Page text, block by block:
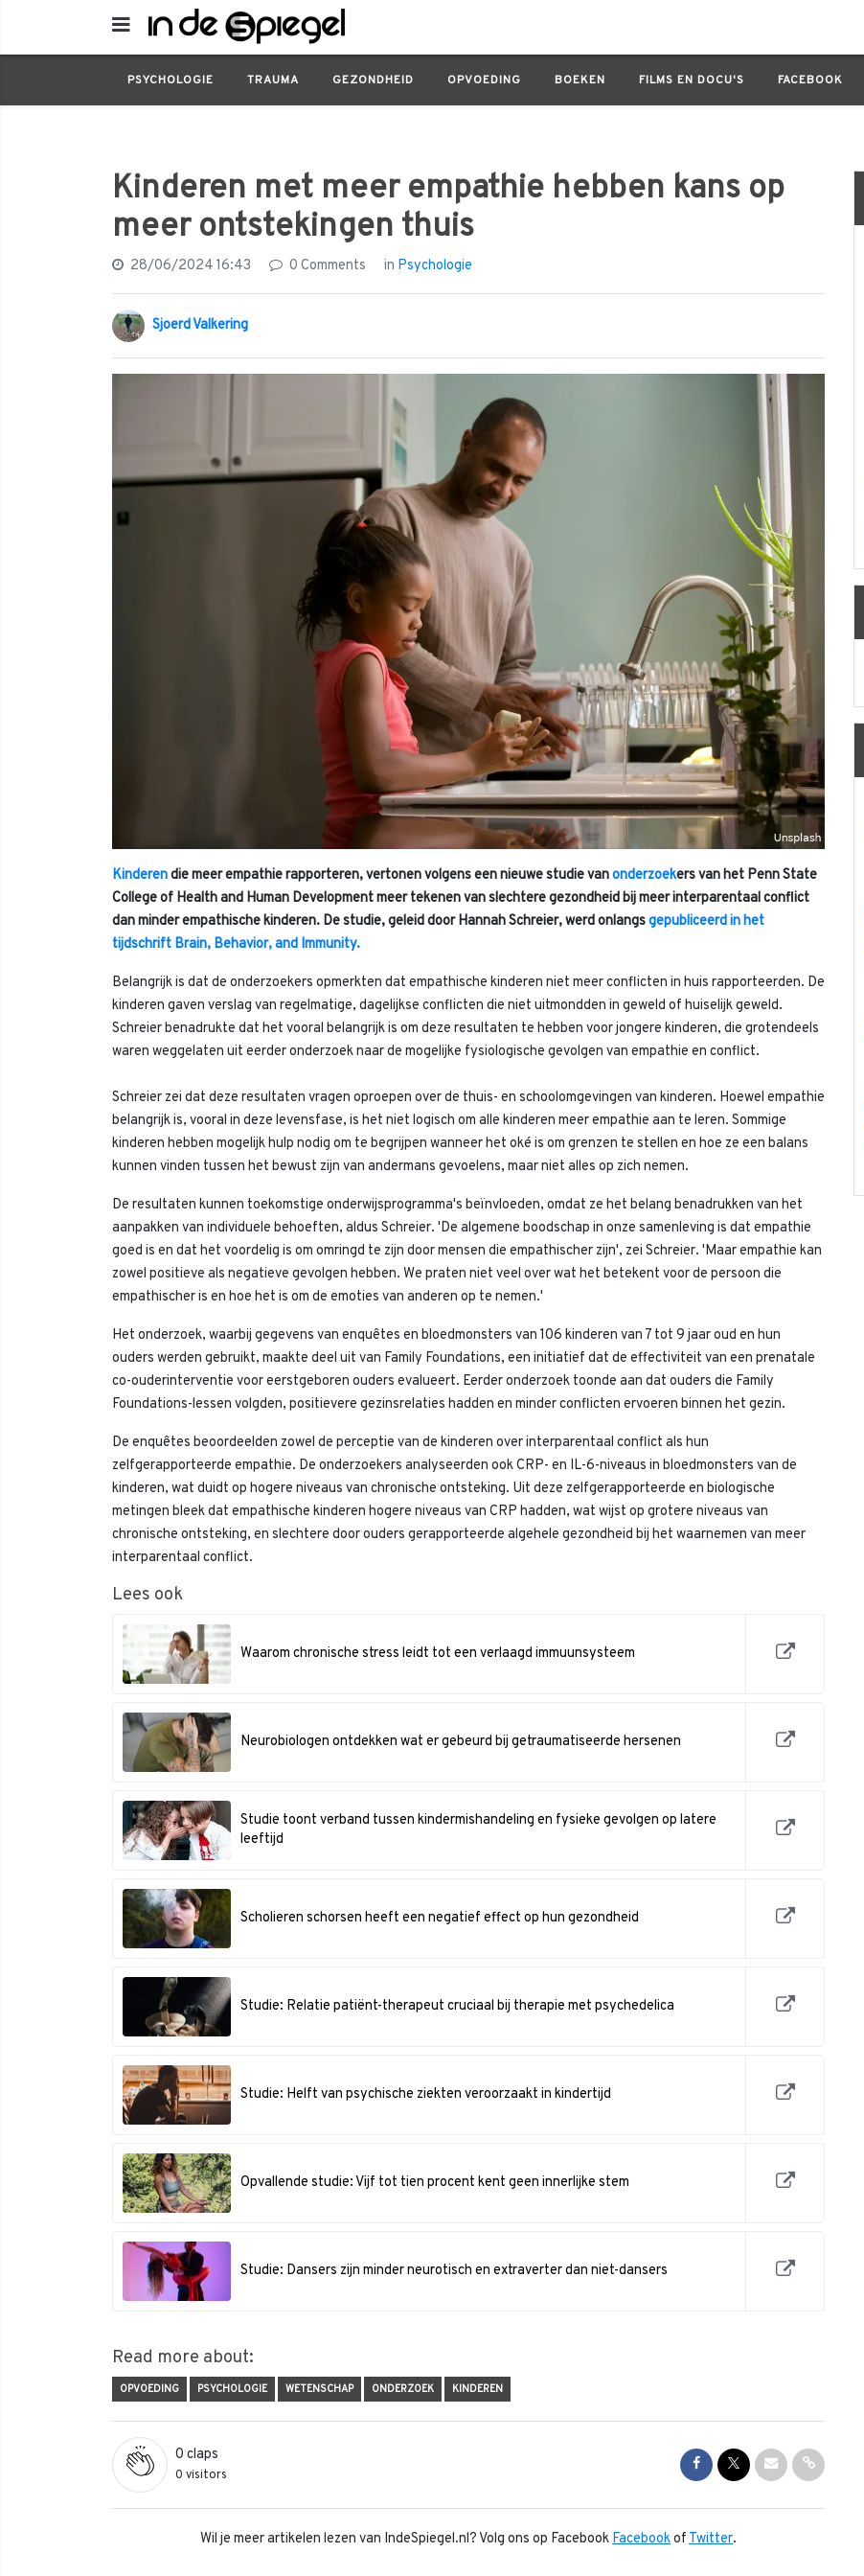
PSYCHOLOGIE TRAUMA GEZONDHEID OPVOEDING BOEKEN FILMS EN DOCU'S FACEBOOK
Psychologie Kinderen met meer empathie hebben kans op meer ontstekingen thuis
Kinderen met meer empathie hebben kans op
meer ontstekingen thuis
28/06/2024 16:43 0 Comments in Psychologie
Sjoerd Valkering
Kinderendie meer empathie rapporteren, vertonen volgens een nieuwe studie vanonderzoekers van het Penn State
College of Health and Human Development meer tekenen van slechtere gezondheid bij meer interparentaal conflict
dan minder empathische kinderen. De studie, geleid door Hannah Schreier, werd onlangsgepubliceerd in het
tijdschrift Brain, Behavior, and Immunity.
Belangrijk is dat de onderzoekers opmerkten dat empathische kinderen niet meer conflicten in huis rapporteerden. De
kinderen gaven verslag van regelmatige, dagelijkse conflicten die niet uitmondden in geweld of huiselijk geweld.
Schreier benadrukte dat het vooral belangrijk is om deze resultaten te hebben voor jongere kinderen, die grotendeels
waren weggelaten uit eerder onderzoek naar de mogelijke fysiologische gevolgen van empathie en conflict.
Schreier zei dat deze resultaten vragen oproepen over de thuis- en schoolomgevingen van kinderen. Hoewel empathie
belangrijk is, vooral in deze levensfase, is het niet logisch om alle kinderen meer empathie aan te leren. Sommige
kinderen hebben mogelijk hulp nodig om te begrijpen wanneer het oké is om grenzen te stellen en hoe ze een balans
kunnen vinden tussen het bewust zijn van andermans gevoelens, maar niet alles op zich nemen.
De resultaten kunnen toekomstige onderwijsprogramma's beïnvloeden, omdat ze het belang benadrukken van het
aanpakken van individuele behoeften, aldus Schreier. 'De algemene boodschap in onze samenleving is dat empathie
goed is en dat het voordelig is om omringd te zijn door mensen die empathischer zijn', zei Schreier. 'Maar empathie kan
zowel positieve als negatieve gevolgen hebben. We praten niet veel over wat het betekent voor de persoon die
empathischer is en hoe het is om de emoties van anderen op te nemen.'
Het onderzoek, waarbij gegevens van enquêtes en bloedmonsters van 106 kinderen van 7 tot 9 jaar oud en hun
ouders werden gebruikt, maakte deel uit van Family Foundations, een initiatief dat de effectiviteit van een prenatale
co-ouderinterventie voor eerstgeboren ouders evalueert. Eerder onderzoek toonde aan dat ouders die Family
Foundations-lessen volgden, positievere gezinsrelaties hadden en minder conflicten ervoeren binnen het gezin.
De enquêtes beoordeelden zowel de perceptie van de kinderen over interparentaal conflict als hun
zelfgerapporteerde empathie. De onderzoekers analyseerden ook CRP- en IL-6-niveaus in bloedmonsters van de
kinderen, wat duidt op hogere niveaus van chronische ontsteking. Uit deze zelfgerapporteerde en biologische
metingen bleek dat empathische kinderen hogere niveaus van CRP hadden, wat wijst op grotere niveaus van
chronische ontsteking, en slechtere door ouders gerapporteerde algehele gezondheid bij het waarnemen van meer
interparentaal conflict.
Lees ook
Waarom chronische stress leidt tot een verlaagd immuunsysteem
Neurobiologen ontdekken wat er gebeurd bij getraumatiseerde hersenen
Studie toont verband tussen kindermishandeling en fysieke gevolgen op latere
leeftijd
Scholieren schorsen heeft een negatief effect op hun gezondheid
Studie: Relatie patiënt-therapeut cruciaal bij therapie met psychedelica
Studie: Helft van psychische ziekten veroorzaakt in kindertijd
Opvallende studie: Vijf tot tien procent kent geen innerlijke stem
Studie: Dansers zijn minder neurotisch en extraverter dan niet-dansers
Read more about:
OPVOEDING PSYCHOLOGIE WETENSCHAP ONDERZOEK KINDEREN
0 claps
0 visitors
Share on Facebook
Share on Twitter
Share via Mail
Share link
Wil je meer artikelen lezen van IndeSpiegel.nl? Volg ons op Facebook Facebookof Twitter.